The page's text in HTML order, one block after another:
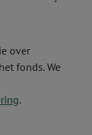
over
fonds. We
.